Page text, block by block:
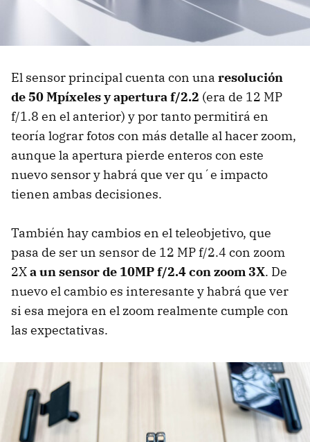
El sensor principal cuenta con una resolución
de 50 Mpíxeles y apertura f/2.2 (era de 12 MP
f/1.8 en el anterior) y por tanto permitirá en
teoría lograr fotos con más detalle al hacer zoom,
aunque la apertura pierde enteros con este
nuevo sensor y habrá que ver qu´e impacto
tienen ambas decisiones.
También hay cambios en el teleobjetivo, que
pasa de ser un sensor de 12 MP f/2.4 con zoom
2Xa un sensor de 10MP f/2.4 con zoom 3X. De
nuevo el cambio es interesante y habrá que ver
si esa mejora en el zoom realmente cumple con
las expectativas.